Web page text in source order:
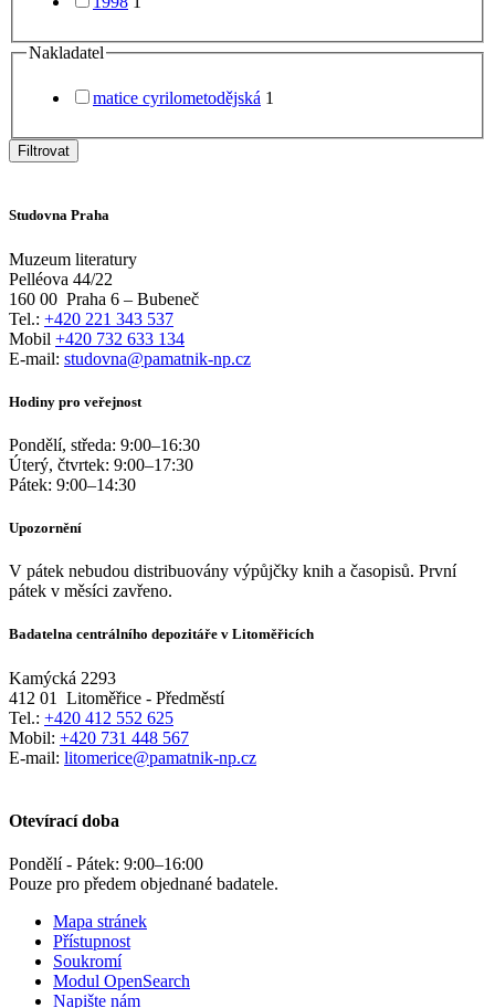
Nakladatel
matice cyrilometodějská 1
Filtrovat
Studovna Praha
Muzeum literatury
Pelléova 44/22
160 00 Praha 6 – Bubeneč
Tel.: +420 221 343 537
Mobil +420 732 633 134
E-mail: studovna@pamatnik-np.cz
Hodiny pro veřejnost
Pondělí, středa: 9:00–16:30
Úterý, čtvrtek: 9:00–17:30
Pátek: 9:00–14:30
Upozornění
V pátek nebudou distribuovány výpůjčky knih a časopisů. První
pátek v měsíci zavřeno.
Badatelna centrálního depozitáře v Litoměřicích
Kamýcká 2293
412 01
Litoměřice - Předměstí
Tel.: +420 412 552 625
Mobil: +420 731 448 567
E-mail: litomerice@pamatnik-np.cz
Otevírací doba
Pondělí - Pátek: 9:00–16:00
Pouze pro předem objednané badatele.
Mapa stránek
Přístupnost
Soukromí
Modul OpenSearch
Napište nám